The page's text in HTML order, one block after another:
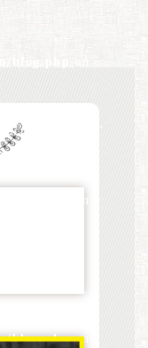
"term_id"
blog.php
blog.phpon